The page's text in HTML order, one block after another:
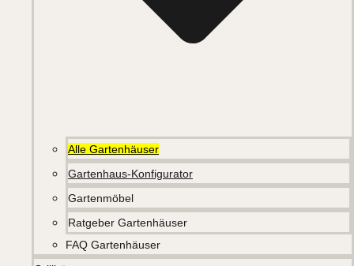
Alle Gartenhäuser
Gartenhaus-Konfigurator
Gartenmöbel
Ratgeber Gartenhäuser
FAQ Gartenhäuser